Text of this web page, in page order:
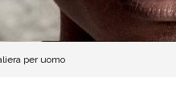
per uomo